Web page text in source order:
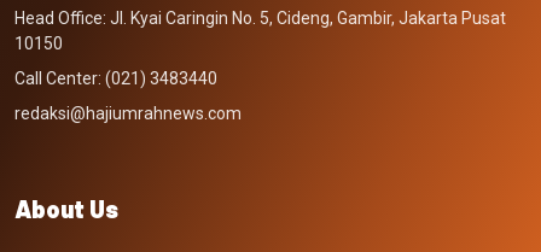
Head Office: Jl. Kyai Caringin No. 5, Cideng, Gambir, Jakarta Pusat
10150
Call Center: (021) 3483440
redaksi@hajiumrahnews.com
About Us